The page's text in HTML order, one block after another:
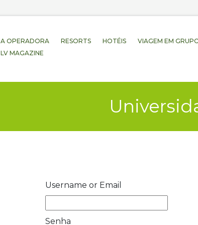
A OPERADORA RESORTS HOTÉIS VIAGEM EM
LV MAGAZINE
Username or Email
Senha